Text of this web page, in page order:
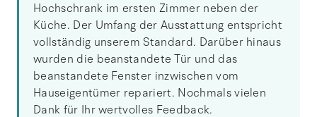
Hochschrank im ersten Zimmer neben der
Küche. Der Umfang der Ausstattung entspricht
vollständig unserem Standard. Darüber hinaus
wurden die beanstandete Tür und das
beanstandete Fenster inzwischen vom
Hauseigentümer repariert. Nochmals vielen
Dank für Ihr wertvolles Feedback.